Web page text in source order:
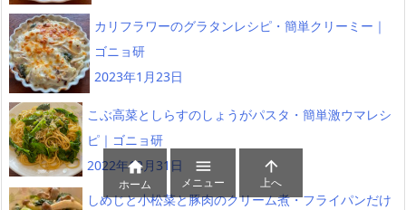
カリフラワーのグラタンレシピ・簡単クリーミー｜
ゴニョ研
2023年1月23日
こぶ高菜としらすのしょうがパスタ・簡単激ウマレシ
ピ｜ゴニョ研
2022年12月31日
しめじと小松菜と豚肉のクリーム煮・フライパンだけ

ホーム

メニュー

上へ